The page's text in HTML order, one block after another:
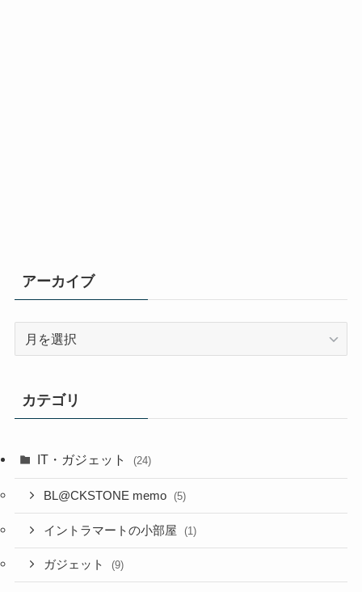
アーカイブ
ブ
カテゴリ
IT・ガジェット (24)
BL@CKSTONE memo (5)
イントラマートの小部屋 (1)
ガジェット (9)